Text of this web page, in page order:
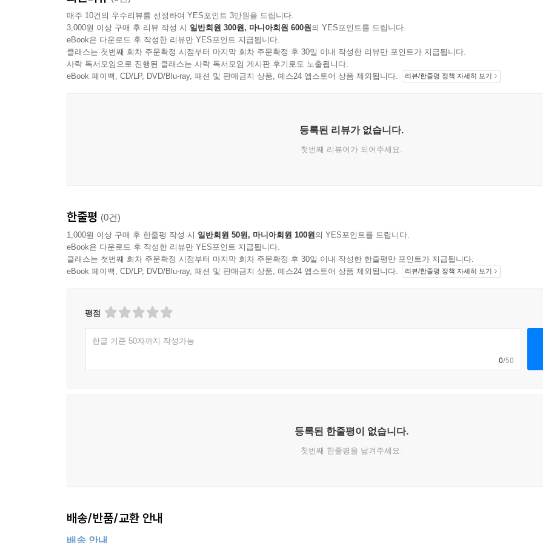
매주 10건의 우수리뷰를 선정하여 YES포인트 3만원을 드립니다.
3,000원 이상 구매 후 리뷰 작성 시 일반회원 300원, 마니아회원 600원의 YES포인트를 드립니다.
eBook은 다운로드 후 작성한 리뷰만 YES포인트 지급됩니다.
클래스는 첫번째 회차 주문확정 시점부터 마지막 회차 주문확정 후 30일 이내 작성한 리뷰만 포인트가 지급됩니다.
사락 독서모임으로 진행된 클래스는 사락 독서모임 게시판 후기로도 노출됩니다.
eBook 페이백, CD/LP, DVD/Blu-ray, 패션 및 판매금지 상품, 예스24 앱스토어 상품 제외됩니다.
리뷰/한줄평 정책 자세히 보기
등록된 리뷰가 없습니다.
첫번째 리뷰어가 되어주세요.
한줄평 (0건)
1,000원 이상 구매 후 한줄평 작성 시 일반회원 50원, 마니아회원 100원의 YES포인트를 드립니다.
eBook은 다운로드 후 작성한 리뷰만 YES포인트 지급됩니다.
클래스는 첫번째 회차 주문확정 시점부터 마지막 회차 주문확정 후 30일 이내 작성한 한줄평만 포인트가 지급됩니다.
eBook 페이백, CD/LP, DVD/Blu-ray, 패션 및 판매금지 상품, 예스24 앱스토어 상품 제외됩니다.
리뷰/한줄평 정책 자세히 보기
평점
한글 기준 50자까지 작성가능
0/50
등록된 한줄평이 없습니다.
첫번째 한줄평을 남겨주세요.
배송/반품/교환 안내
배송 안내